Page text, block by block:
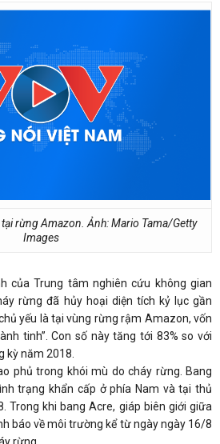
rừng Amazon. Ảnh: Mario Tama/Getty
Images
của Trung tâm nghiên cứu không gian
rừng đã hủy hoại diện tích kỷ lục gần
yếu là tại vùng rừng rậm Amazon, vốn
tinh”. Con số này tăng tới 83% so với
kỳ năm 2018.
phủ trong khói mù do cháy rừng. Bang
trạng khẩn cấp ở phía Nam và tại thủ
Trong khi bang Acre, giáp biên giới giữa
báo về môi trường kể từ ngày ngày 16/8